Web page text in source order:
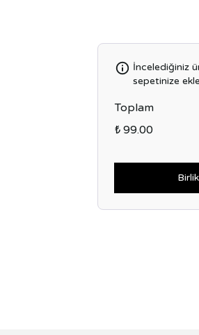
İncelediğiniz
sepetinize
Toplam
₺ 99.00